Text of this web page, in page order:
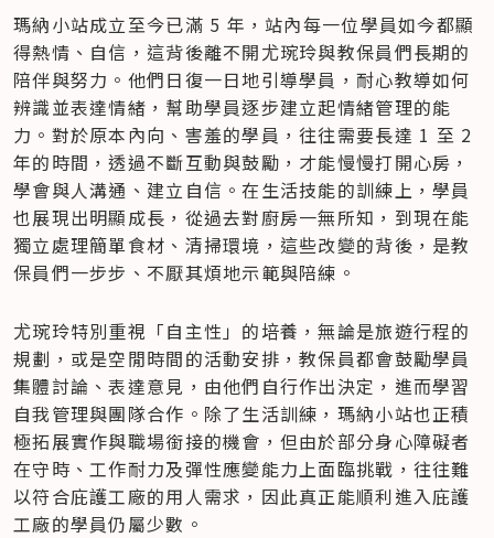
瑪納小站成立至今已滿 5 年，站內每一位學員如今都顯
得熱情、自信，這背後離不開尤琬玲與教保員們長期的
陪伴與努力。他們日復一日地引導學員，耐心教導如何
辨識並表達情緒，幫助學員逐步建立起情緒管理的能
力。對於原本內向、害羞的學員，往往需要長達 1 至 2
年的時間，透過不斷互動與鼓勵，才能慢慢打開心房，
學會與人溝通、建立自信。在生活技能的訓練上，學員
也展現出明顯成長，從過去對廚房一無所知，到現在能
獨立處理簡單食材、清掃環境，這些改變的背後，是教
保員們一步步、不厭其煩地示範與陪練。
尤琬玲特別重視「自主性」的培養，無論是旅遊行程的
規劃，或是空閒時間的活動安排，教保員都會鼓勵學員
集體討論、表達意見，由他們自行作出決定，進而學習
自我管理與團隊合作。除了生活訓練，瑪納小站也正積
極拓展實作與職場銜接的機會，但由於部分身心障礙者
在守時、工作耐力及彈性應變能力上面臨挑戰，往往難
以符合庇護工廠的用人需求，因此真正能順利進入庇護
工廠的學員仍屬少數。